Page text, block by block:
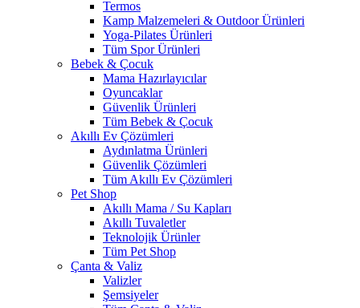
Termos
Kamp Malzemeleri & Outdoor Ürünleri
Yoga-Pilates Ürünleri
Tüm Spor Ürünleri
Bebek & Çocuk
Mama Hazırlayıcılar
Oyuncaklar
Güvenlik Ürünleri
Tüm Bebek & Çocuk
Akıllı Ev Çözümleri
Aydınlatma Ürünleri
Güvenlik Çözümleri
Tüm Akıllı Ev Çözümleri
Pet Shop
Akıllı Mama / Su Kapları
Akıllı Tuvaletler
Teknolojik Ürünler
Tüm Pet Shop
Çanta & Valiz
Valizler
Şemsiyeler